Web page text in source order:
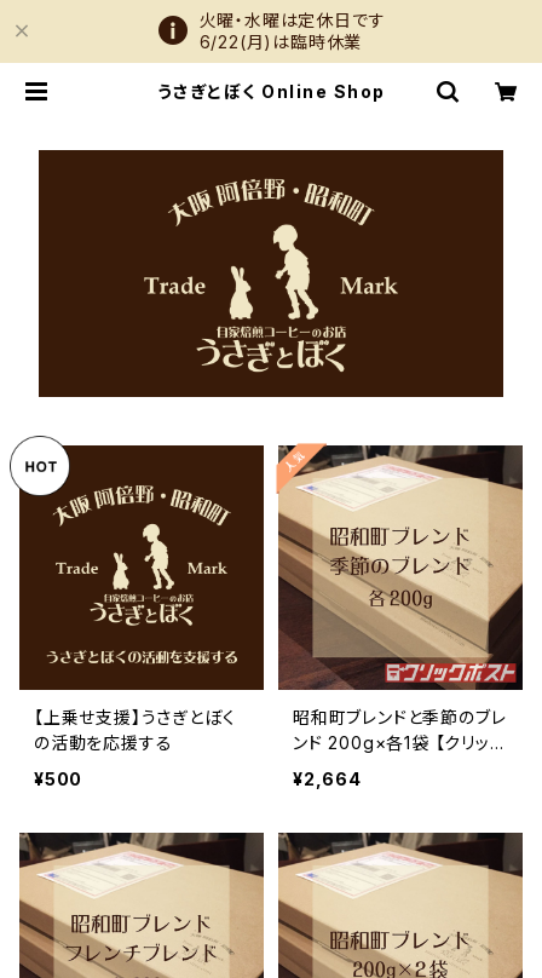
火曜・水曜は定休日です
6/22(月)は臨時休業
うさぎとぼく Online Shop
【上乗せ支援】うさぎとぼく
の活動を応援する
¥500
昭和町ブレンドと季節のブレ
ンド 200g×各1袋 【クリック
ポスト配送】
¥2,664